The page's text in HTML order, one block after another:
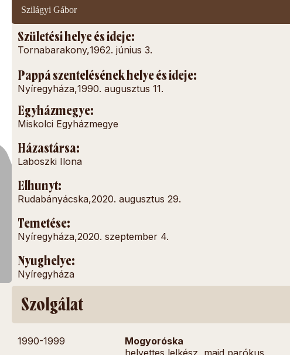
Szilágyi Gábor
Születési helye és ideje:
Tornabarakony,1962. június 3.
Pappá szentelésének helye és ideje:
Nyíregyháza,1990. augusztus 11.
Egyházmegye:
Miskolci Egyházmegye
Házastársa:
Laboszki Ilona
Elhunyt:
Rudabányácska,2020. augusztus 29.
Temetése:
Nyíregyháza,2020. szeptember 4.
Nyughelye:
Nyíregyháza
Szolgálat
1990-1999
Mogyoróska
helyettes lelkész, majd parókus